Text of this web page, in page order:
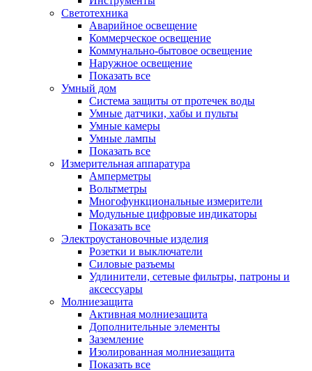
Светотехника
Аварийное освещение
Коммерческое освещение
Коммунально-бытовое освещение
Наружное освещение
Показать все
Умный дом
Система защиты от протечек воды
Умные датчики, хабы и пульты
Умные камеры
Умные лампы
Показать все
Измерительная аппаратура
Амперметры
Вольтметры
Многофункциональные измерители
Модульные цифровые индикаторы
Показать все
Электроустановочные изделия
Розетки и выключатели
Силовые разъемы
Удлинители, сетевые фильтры, патроны и
аксессуары
Молниезащита
Активная молниезащита
Дополнительные элементы
Заземление
Изолированная молниезащита
Показать все